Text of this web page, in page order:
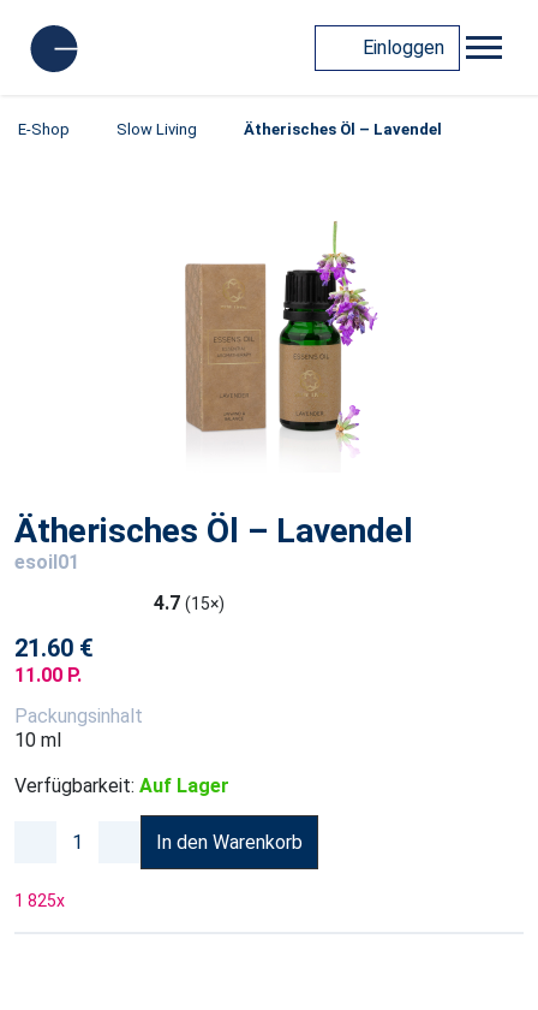
Einloggen
E-Shop Slow Living Ätherisches Öl – Lavendel
Ätherisches Öl – Lavendel
esoil01
4.7 (15×)
21.60 €
11.00 P.
Packungsinhalt
10 ml
Verfügbarkeit: Auf Lager
In den Warenkorb
1 825x